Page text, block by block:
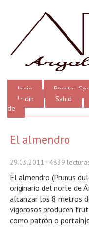
Inicio Recetas
Jardin
Salud
de
El almendro
29.03.2011 - 4839 lecturas
El almendro (Prunus
originario del norte de
alcanzar los 8 metros
vigorosos producen
como patrón o